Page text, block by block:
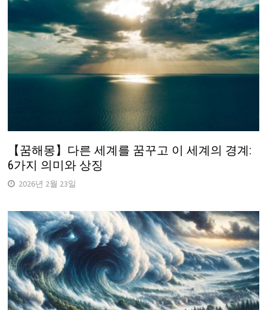
【꿈해몽】다른 세계를 꿈꾸고 이 세계의 경계:
6가지 의미와 상징
2026년 2월 23일